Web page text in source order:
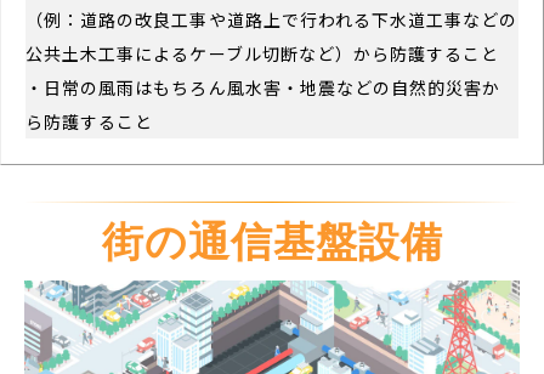
（例：道路の改良工事や道路上で行われる下水道工事などの
公共土木工事によるケーブル切断など）から防護すること
・日常の風雨はもちろん風水害・地震などの自然的災害か
ら防護すること
街の通信基盤設備